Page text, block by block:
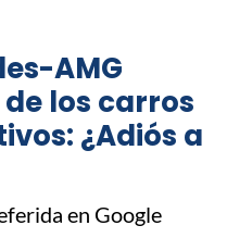
AMG
los carros
¿Adiós a
en Google